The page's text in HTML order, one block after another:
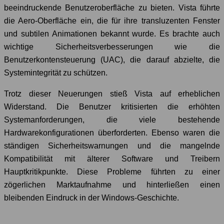
beeindruckende Benutzeroberfläche zu bieten. Vista führte
die Aero-Oberfläche ein, die für ihre transluzenten Fenster
und subtilen Animationen bekannt wurde. Es brachte auch
wichtige Sicherheitsverbesserungen wie die
Benutzerkontensteuerung (UAC), die darauf abzielte, die
Systemintegrität zu schützen.
Trotz dieser Neuerungen stieß Vista auf erheblichen
Widerstand. Die Benutzer kritisierten die erhöhten
Systemanforderungen, die viele bestehende
Hardwarekonfigurationen überforderten. Ebenso waren die
ständigen Sicherheitswarnungen und die mangelnde
Kompatibilität mit älterer Software und Treibern
Hauptkritikpunkte. Diese Probleme führten zu einer
zögerlichen Marktaufnahme und hinterließen einen
bleibenden Eindruck in der Windows-Geschichte.